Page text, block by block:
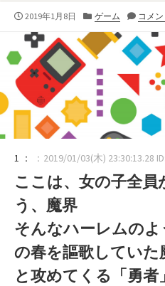
公
日
2019年1月8日
カ
リ
ー
ゲーム コメ
1 ： ：2019/01/03(木) 23:30:13.28
ここは、女の子全
う、魔界
そんなハーレムの
の春を謳歌していた
と攻めてくる「勇